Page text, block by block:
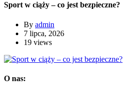
Sport w ciąży – co jest bezpieczne?
By admin
7 lipca, 2026
19 views
O nas: